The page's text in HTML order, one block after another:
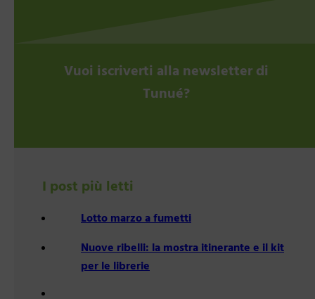
Vuoi iscriverti alla newsletter di
Tunué?
I post più letti
Lotto marzo a fumetti
Nuove ribelli: la mostra itinerante e il kit
per le librerie